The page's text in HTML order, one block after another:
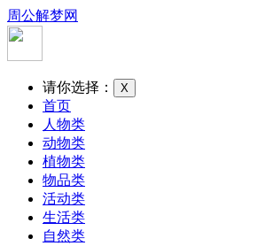
周公解梦网
请你选择： X
首页
人物类
动物类
植物类
物品类
活动类
生活类
自然类